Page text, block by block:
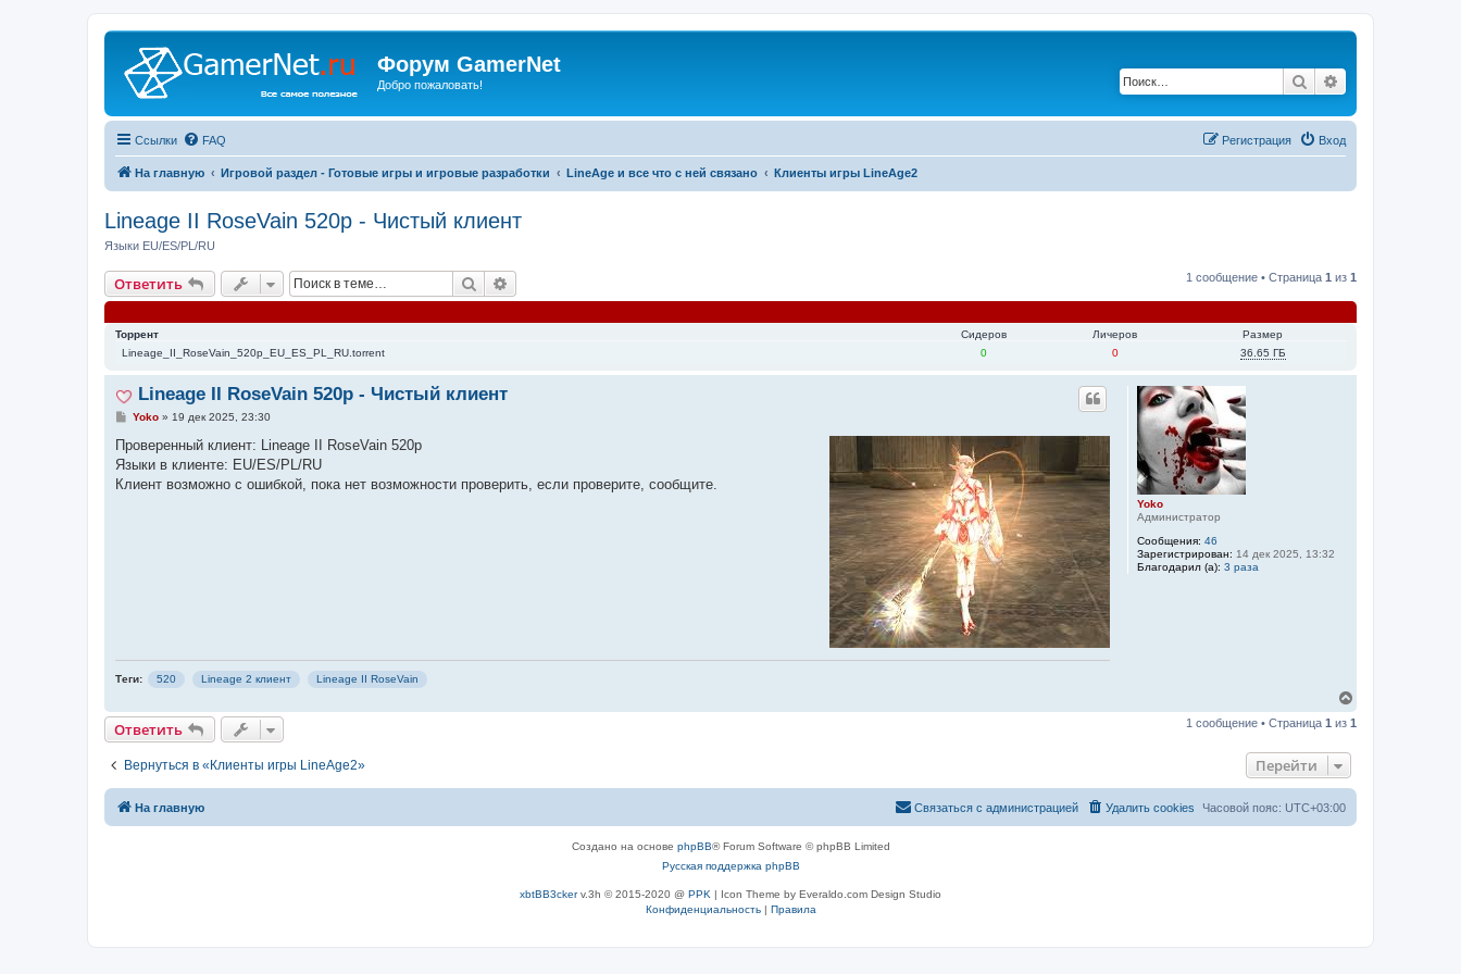
Форум GamerNet
Добро пожаловать! Поиск
Ссылки FAQ Вход
Регистрация
На главную Игровой раздел - Готовые игры и игровые разработки LineAge и все что с ней связано Клиенты игры LineAge2
Lineage II RoseVain 520p - Чистый клиент
Языки EU/ES/PL/RU
Ответить Поиск 1 сообщение • Страница 1 из 1
Торрент Сидеров Личеров
Размер
Lineage_II_RoseVain_520p_EU_ES_PL_RU.torrent
0 0 36.65 ГБ
Yoko
Администратор
Сообщения: 46
Зарегистрирован: 14 дек 2025, 13:32
Благодарил (а): 3 раза
Lineage II RoseVain 520p - Чистый клиент
С
о
щ
е
Yoko» 19 дек 2025, 23:30
Проверенный клиент: Lineage II RoseVain 520p
Языки в клиенте: EU/ES/PL/RU
Клиент возможно с ошибкой, пока нет возможности проверить, если проверите, сообщите.
Теги: 520 Lineage 2 клиент Lineage II RoseVain
е
р
я
Ответить 1 сообщение • Страница 1 из 1
Вернуться в «Клиенты игры LineAge2» Перейти
На главную Часовой пояс: UTC+03:00
Удалить cookies
Связаться с администрацией
Создано на основе phpBB® Forum Software © phpBB Limited
Русская поддержка phpBB
xbtBB3ckerv.3h © 2015-2020 @ PPK | Icon Theme by Everaldo.com Design Studio
Конфиденциальность| Правила